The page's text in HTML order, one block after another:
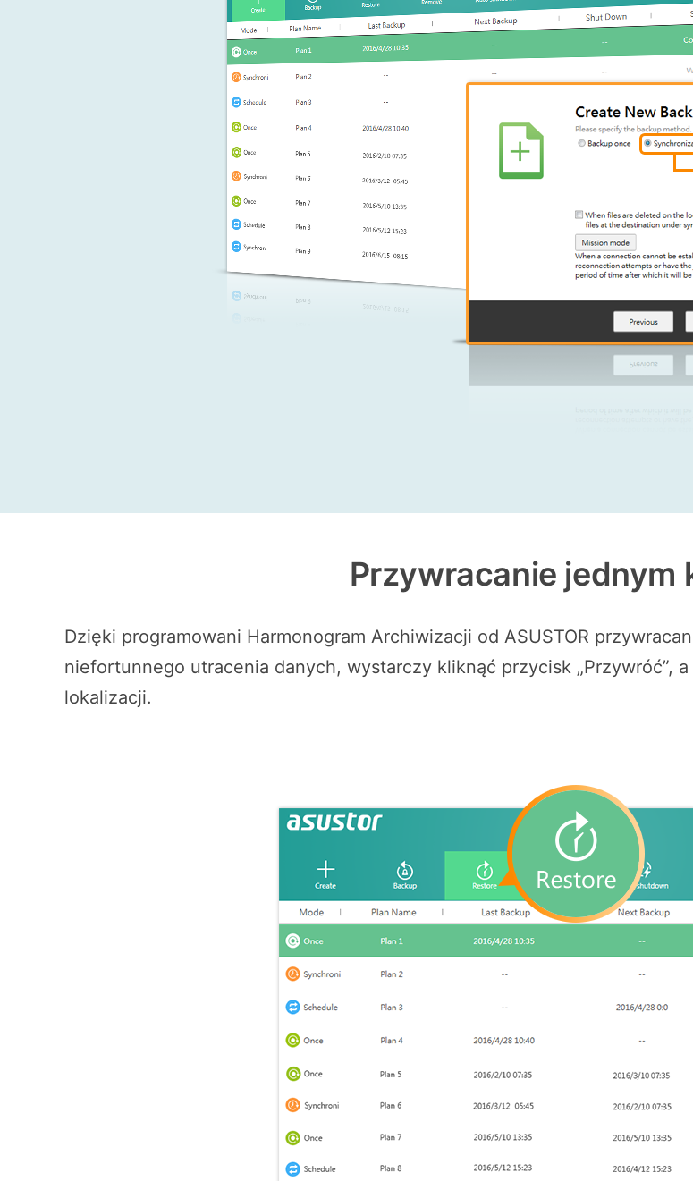
Przywracanie jednym
Dzięki programowani Harmonogram Archiwizacji od ASUSTOR
niefortunnego utracenia danych, wystarczy kliknąć przycisk „Przywróć”,
lokalizacji.